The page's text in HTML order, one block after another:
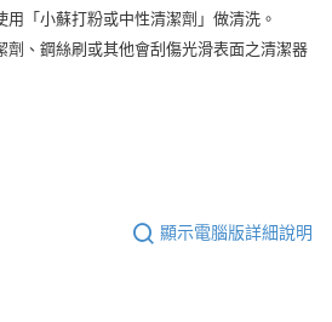
「小蘇打粉或中性清潔劑」做清洗。
劑、鋼絲刷或其他會刮傷光滑表面之清潔器
顯示電腦版詳細說明